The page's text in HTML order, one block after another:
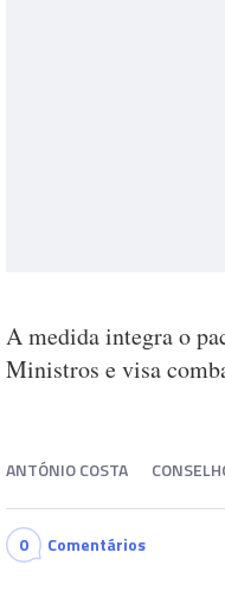
A medida integra o
Ministros e visa
ANTÓNIO COSTA
0 Comentários